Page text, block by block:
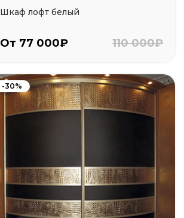
Шкаф лофт белый
От 77 000₽ 110 000₽
-30%